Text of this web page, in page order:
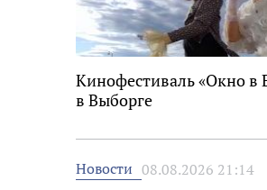
Кинофестиваль «Окно в
в Выборге
Новости 08.08.2026 21:14